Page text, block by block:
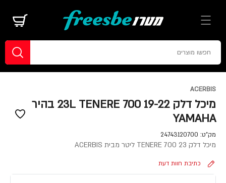
ACERBIS
מיכל דלק 23L TENERE 700 19-22 בהיר
YAMAHA
מק"ט: 24743120700
מיכל דלק TENERE 700 23 ליטר מבית ACERBIS
כתיבת חוות דעת